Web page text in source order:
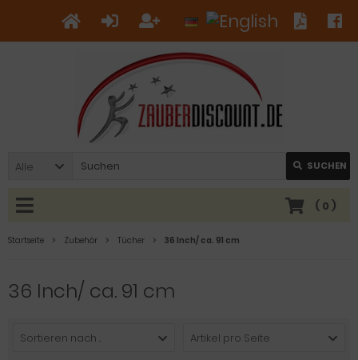
Alle SUCHEN
( 0 )
Startseite Zubehör Tücher 36 Inch/ ca. 91 cm
36 Inch/ ca. 91 cm
Sortieren nach ... Artikel pro Seite